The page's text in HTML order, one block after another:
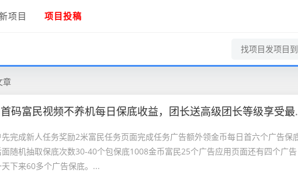
项目 项目投稿
章
首码富民视频不养机每日保底收益，团长送高级团长等级享受最高收益！
完成新人任务奖励2米富民任务页面完成任务广告额外领金币每日首六个广告保
面随机抽取保底次数30-40个包保底1008金币富民25个广告应用页面还有四个广告
下来60多个广告保底。...